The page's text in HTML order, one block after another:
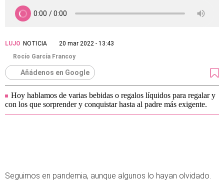
LUJO NOTICIA
20 mar 2022 - 13:43
Rocío García Francoy
Añádenos en Google
Hoy hablamos de varias bebidas o regalos líquidos para regalar y
con los que sorprender y conquistar hasta al padre más exigente.
Seguimos en pandemia, aunque algunos lo hayan olvidado.